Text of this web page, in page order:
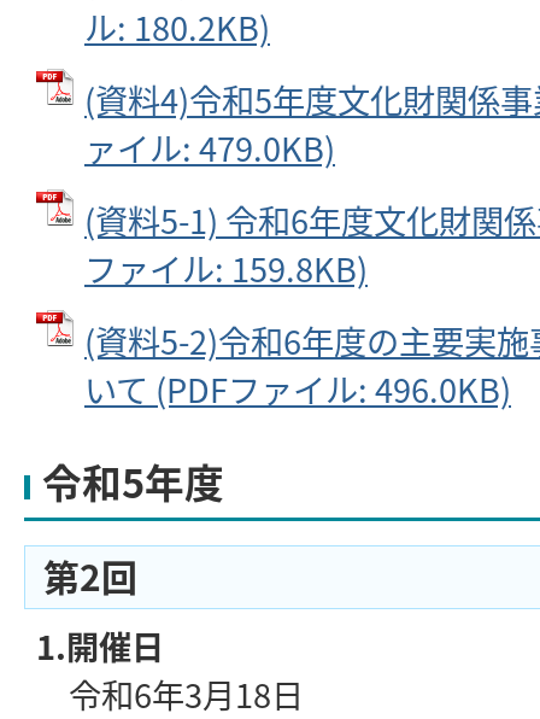
ル: 180.2KB)
(資料4)令和5年度文化財関係
ァイル: 479.0KB)
(資料5-1) 令和6年度文化財関
ファイル: 159.8KB)
(資料5-2)令和6年度の主要実
いて (PDFファイル: 496.0KB)
令和5年度
第2回
1.開催日
令和6年3月18日